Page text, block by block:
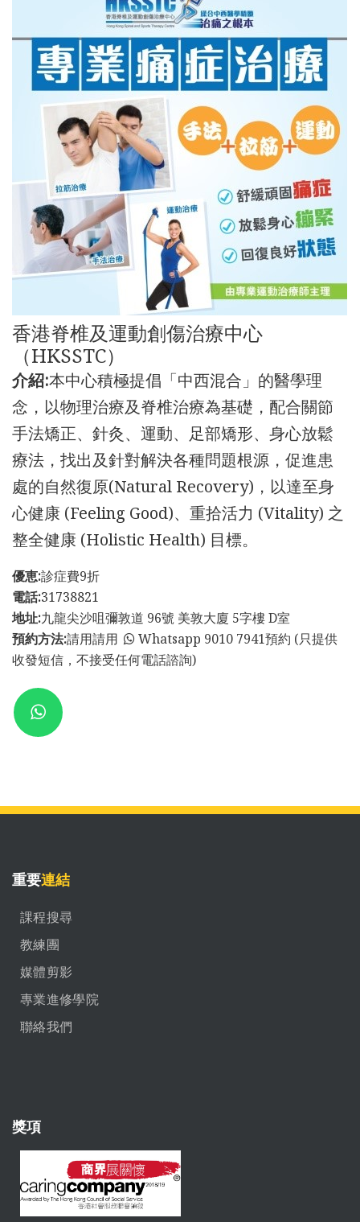
香港脊椎及運動創傷治療中心
（HKSSTC）
介紹:本中心積極提倡「中西混合」的醫學理
念，以物理治療及脊椎治療為基礎，配合關節
手法矯正、針灸、運動、足部矯形、身心放鬆
療法，找出及針對解決各種問題根源，促進患
處的自然復原(Natural Recovery)，以達至身
心健康 (Feeling Good)、重拾活力 (Vitality) 之
整全健康 (Holistic Health) 目標。
優恵:診症費9折
電話:31738821
地址:九龍尖沙咀彌敦道 96號 美敦大廈 5字樓 D室
預約方法:請用請用
Whatsapp 9010 7941預約 (只提供
收發短信，不接受任何電話諮詢)
重要連結
課程搜尋
教練團
媒體剪影
專業進修學院
聯絡我們
獎項